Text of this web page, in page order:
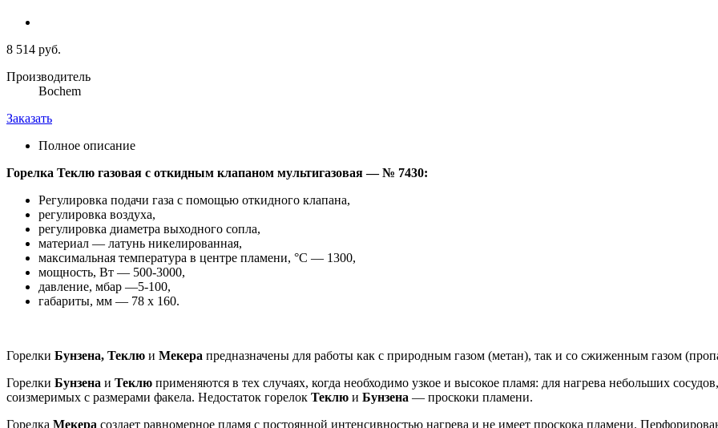
8 514 руб.
Производитель
Bochem
Заказать
Полное описание
Горелка Теклю газовая с откидным клапаном мультигазовая — № 7430:
Регулировка подачи газа с помощью откидного клапана,
регулировка воздуха,
регулировка диаметра выходного сопла,
материал — латунь никелированная,
максимальная температура в центре пламени, °С — 1300,
мощность, Вт — 500-3000,
давление, мбар —5-100,
габариты, мм — 78 х 160.
Горелки Бунзена, Теклю и Мекера предназначены для работы как с природным газом (метан), так и со сжиженным газом
Горелки Бунзена и Теклю применяются в тех случаях, когда необходимо узкое и высокое пламя: для нагрева небольших
соизмеримых с размерами факела. Недостаток горелок Теклю и Бунзена — проскоки пламени.
Горелка Мекера создает равномерное пламя с постоянной интенсивностью нагрева и не имеет проскока пламени.